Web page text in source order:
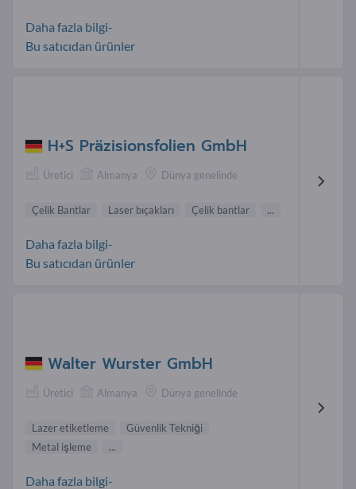
Daha fazla bilgi-
Bu satıcıdan ürünler
H+S Präzisionsfolien GmbH
Üretici Almanya Dünya genelinde
Çelik Bantlar Laser bıçakları Çelik bantlar ...
Daha fazla bilgi-
Bu satıcıdan ürünler
Walter Wurster GmbH
Üretici Almanya Dünya genelinde
Lazer etiketleme
Güvenlik Tekniği
Metal işleme
...
Daha fazla bilgi-